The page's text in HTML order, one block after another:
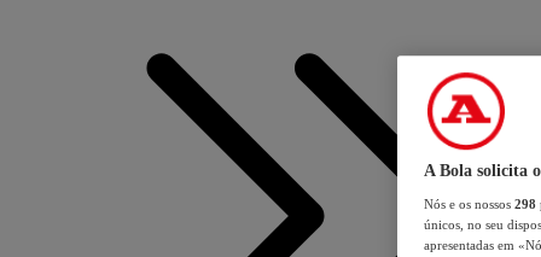
A Bola solicita
Nós e os nossos 298
únicos, no seu
apresentadas em